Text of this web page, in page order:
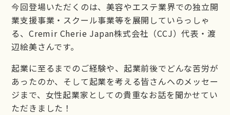
今回登場いただくのは、美容やエステ業界での独立開
業支援事業・スクール事業等を展開していらっしゃ
る、Cremir Cherie Japan株式会社（CCJ）代表・渡
辺絵美さんです。
起業に至るまでのご経験や、起業前後でどんな苦労が
あったのか、そして起業を考える皆さんへのメッセー
ジまで、女性起業家としての貴重なお話を聞かせてい
ただきました！